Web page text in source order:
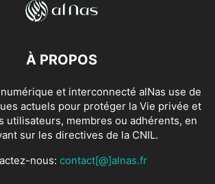
À PROPOS
et interconnecté alNas use de
actuels pour protéger la Vie privée et
utilisateurs, membres ou adhérents, en
sur les directives de la CNIL.
nous: contact[@]alnas.fr